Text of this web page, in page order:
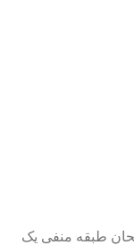
طبقه منفی یک